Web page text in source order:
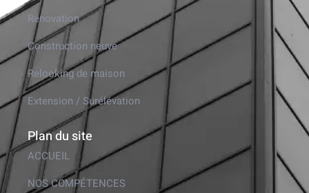
Rénovation
Construction neuve
Relooking de maison
Extension / Surélévation
Plan du site
ACCUEIL
NOS COMPÉTENCES